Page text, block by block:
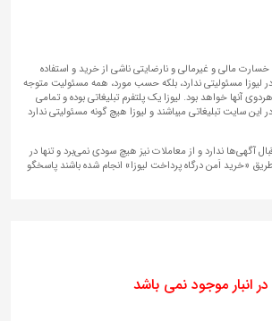
خسارت مالی و غیرمالی و نارضایتی ناشی از خرید و استفاده
لیوزا مسئولیتی ندارد، بلکه حسب مورد، همه مسئولیت متوجه
آنها خواهد بود. لیوزا یک پلتفرم تبلیغاتی بوده و تمامی
این سایت تبلیغاتی میباشند و لیوزا هیچ گونه مسئولیتی ندارد
آگهی‌ها ندارد و از معاملات نیز هیچ سودی نمی‌برد و تنها در
«خرید اَمن درگاه پرداخت لیوزا» انجام شده‌ باشند پاسخگو
در انبار موجود نمی باشد